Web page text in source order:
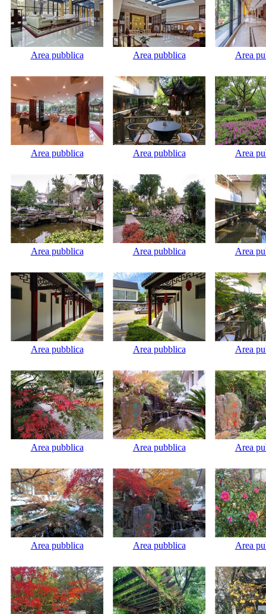
Area pubblica Area pubblica Area
Area pubblica Area pubblica Area
Area pubblica Area pubblica Area
Area pubblica Area pubblica Area
Area pubblica Area pubblica Area
Area pubblica Area pubblica Area